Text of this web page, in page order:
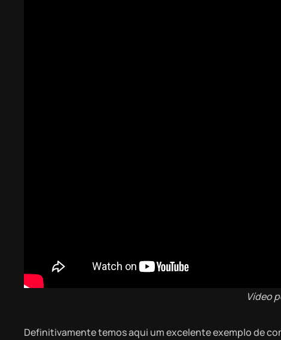
Vídeo
Definitivamente temos aqui um excelente exemplo de